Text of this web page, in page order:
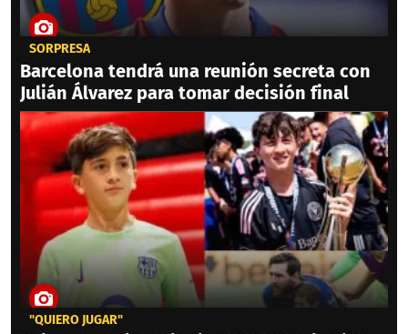
SORPRESA
Barcelona tendrá una reunión secreta con
Julián Álvarez para tomar decisión final
"QUIERO JUGAR"